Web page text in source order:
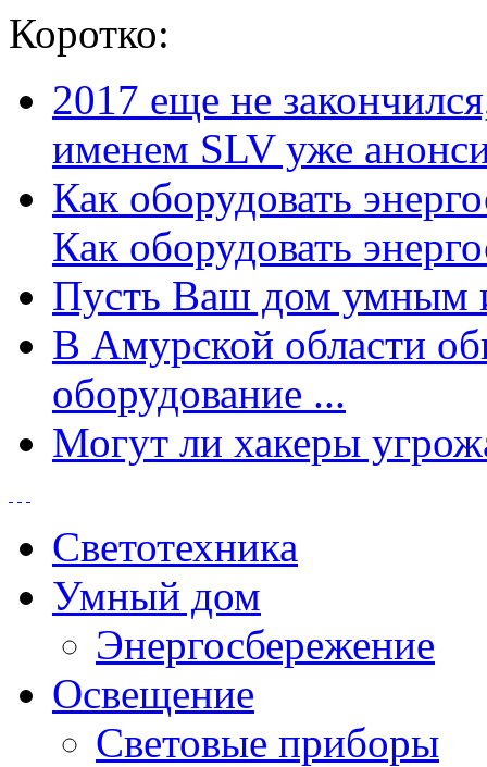
Коротко:
2017 еще не
именем SLV уже
Как оборудовать
Как оборудовать
Пусть Ваш дом умным
В Амурской области
оборудование ...
Могут ли хакеры
Светотехника
Умный дом
Энергосбережение
Освещение
Световые приборы